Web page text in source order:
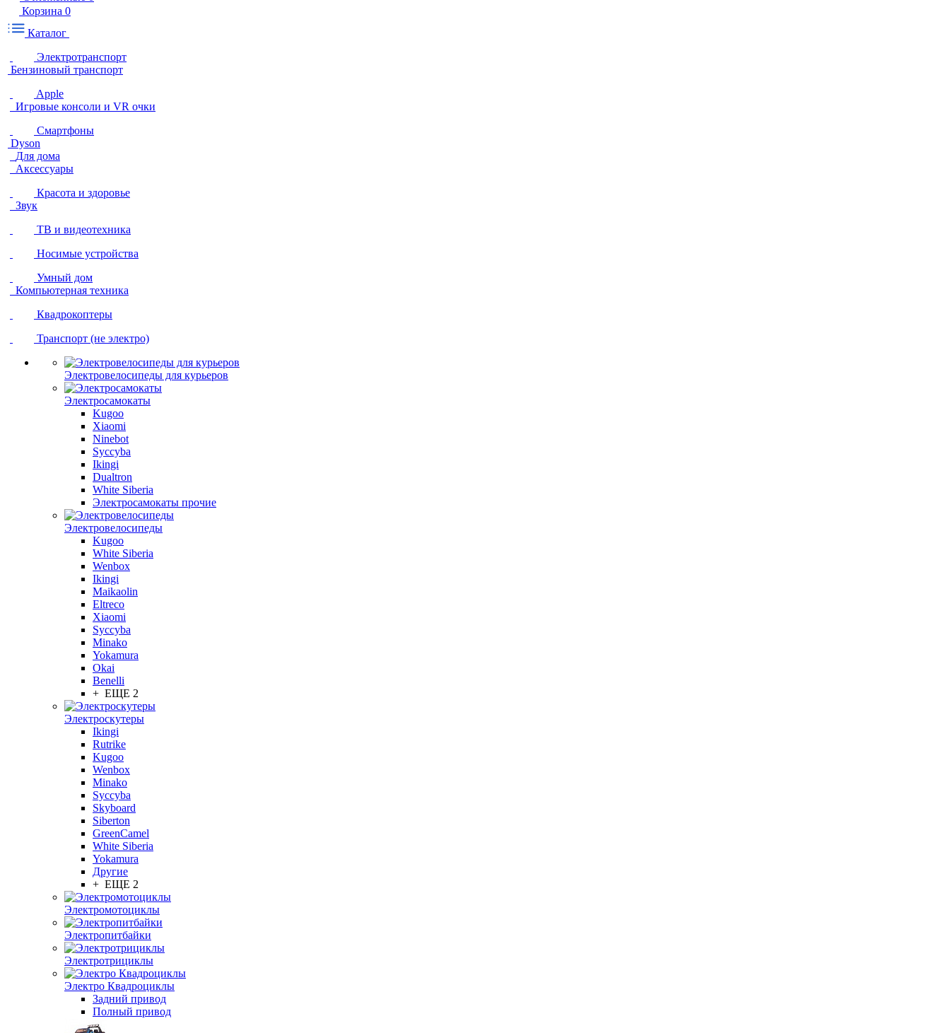
Корзина 0
Каталог
Электротранспорт
Бензиновый транспорт
Apple
Игровые консоли и VR очки
Смартфоны
Dyson
Для дома
Аксессуары
Красота и здоровье
Звук
ТВ и видеотехника
Носимые устройства
Умный дом
Компьютерная техника
Квадрокоптеры
Транспорт (не электро)
Электровелосипеды для курьеров
Электросамокаты
Kugoo
Xiaomi
Ninebot
Syccyba
Ikingi
Dualtron
White Siberia
Электросамокаты прочие
Электровелосипеды
Kugoo
White Siberia
Wenbox
Ikingi
Maikaolin
Eltreco
Xiaomi
Syccyba
Minako
Yokamura
Okai
Benelli
+ ЕЩЕ 2
Электроскутеры
Ikingi
Rutrike
Kugoo
Wenbox
Minako
Syccyba
Skyboard
Siberton
GreenCamel
White Siberia
Yokamura
Другие
+ ЕЩЕ 2
Электромотоциклы
Электропитбайки
Электротрициклы
Электро Квадроциклы
Задний привод
Полный привод